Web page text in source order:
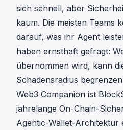
sich schnell, aber
kaum. Die meisten Teams
darauf, was ihr Agent
haben ernsthaft gefragt:
übernommen wird, kann
Schadensradius
Web3 Companion ist
jahrelange On-Chain-
Agentic-Wallet-Architektur